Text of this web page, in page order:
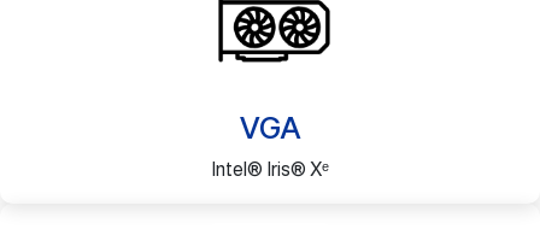
VGA
Intel® Iris® Xᵉ